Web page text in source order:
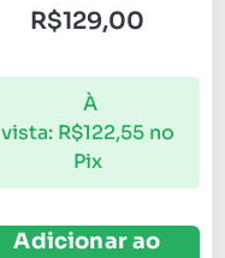
R$129,00
À
vista: R$122,55 no
Pix
Adicionar ao